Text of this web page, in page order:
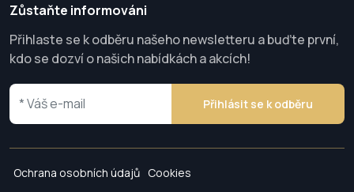
Zůstaňte informováni
Přihlaste se k odběru našeho newsletteru a buďte první,
kdo se dozví o našich nabídkách a akcích!
Přihlásit se k odběru
Ochrana osobních údajů Cookies